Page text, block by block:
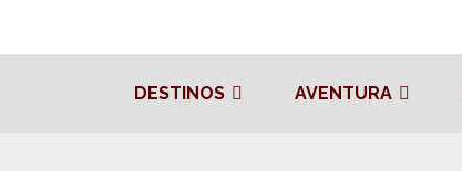
DESTINOS AVENTURA